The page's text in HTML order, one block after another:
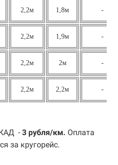
2,2м 1,8м -
2,2м 1,9м -
2,2м 2м -
2,2м 2,2м -
- 3 рубля/км. Оплата
за кругорейс.